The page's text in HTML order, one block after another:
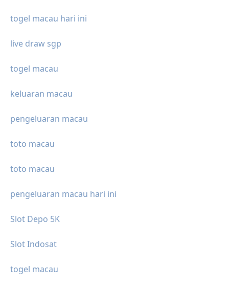
togel macau hari ini
live draw sgp
togel macau
keluaran macau
pengeluaran macau
toto macau
toto macau
pengeluaran macau hari ini
Slot Depo 5K
Slot Indosat
togel macau